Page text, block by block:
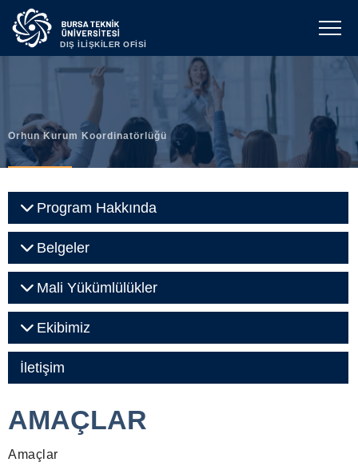
DIŞ İLİŞKİLER OFİSİ
Orhun Kurum Koordinatörlüğü
Program Hakkında
Belgeler
Mali Yükümlülükler
Ekibimiz
İletişim
AMAÇLAR
Amaçlar